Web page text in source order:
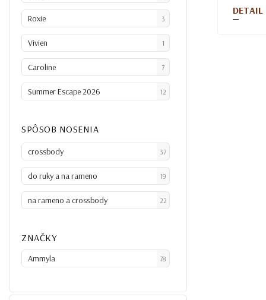
ZNAČKY
Ammyla 78
Roxie 3
Vivien 1
Caroline 7
Summer Escape 2026 12
SPÔSOB NOSENIA
crossbody 37
do ruky a na rameno 19
na rameno a crossbody 22
DETAIL